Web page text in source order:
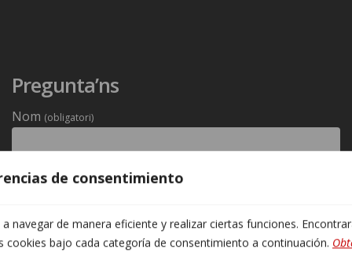
de consentimiento
navegar de manera eficiente y realizar ciertas funciones.
cookies bajo cada categoría de consentimiento a continuación.
Pregunta’ns
Nom (obligatori)
Deixeu
buit.
Telèfon (obligatori)